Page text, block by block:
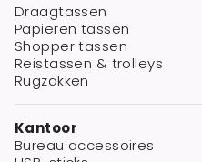
Draagtassen
Papieren tassen
Shopper tassen
Reistassen & trolleys
Rugzakken
Kantoor
Bureau accessoires